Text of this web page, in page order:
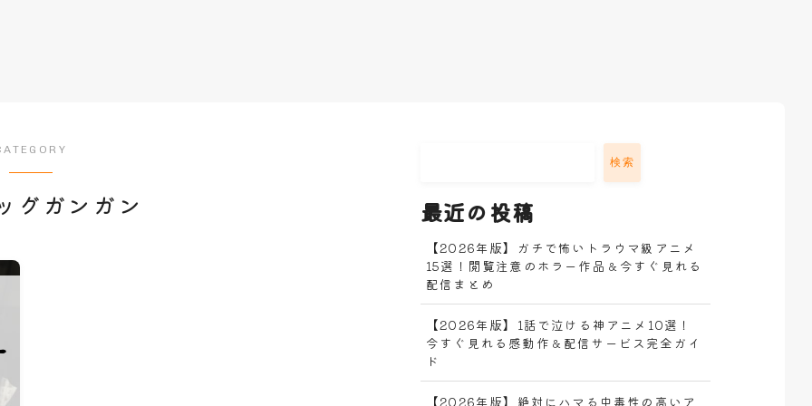
グガンガン
検索
最近の投稿
【2026年版】ガチで怖いトラウマ級アニメ
15選！閲覧注意のホラー作品＆今すぐ見れる
配信まとめ
【2026年版】1話で泣ける神アニメ10選！
今すぐ見れる感動作＆配信サービス完全ガイ
ド
【2026年版】絶対にハマる中毒性の高いア